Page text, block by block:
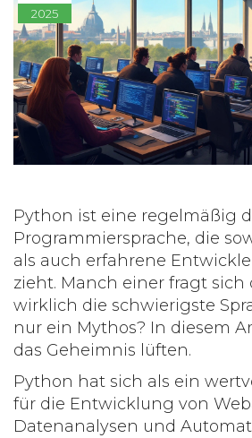
2025
Python ist eine regelmäßig
Programmiersprache, die
als auch erfahrene
zieht. Manch einer fragt sich
wirklich die schwierigste
nur ein Mythos? In diesem
das Geheimnis lüften.
Python hat sich als ein
für die Entwicklung von
Datenanalysen und